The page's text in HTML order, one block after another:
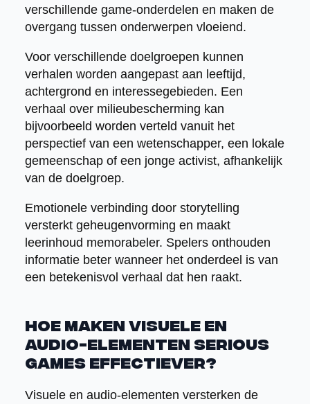
verschillende game-onderdelen en maken de
overgang tussen onderwerpen vloeiend.
Voor verschillende doelgroepen kunnen
verhalen worden aangepast aan leeftijd,
achtergrond en interessegebieden. Een
verhaal over milieubescherming kan
bijvoorbeeld worden verteld vanuit het
perspectief van een wetenschapper, een lokale
gemeenschap of een jonge activist, afhankelijk
van de doelgroep.
Emotionele verbinding door storytelling
versterkt geheugenvorming en maakt
leerinhoud memorabeler. Spelers onthouden
informatie beter wanneer het onderdeel is van
een betekenisvol verhaal dat hen raakt.
Hoe maken visuele en
audio-elementen serious
games effectiever?
Visuele en audio-elementen versterken de